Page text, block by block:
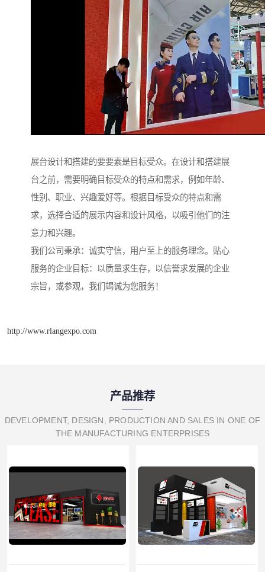
展台设计和搭建的要要素是目标受众。在设计和搭建展
台之前，需要明确目标受众的特点和需求，例如年龄、
性别、职业、兴趣爱好等。根据目标受众的特点和需
求，选择合适的展示内容和设计风格，以吸引他们的注
意力和兴趣。
我们公司秉承：诚实守信，用户至上的服务理念。贴心
服务的企业目标：以质量求生存，以信誉求发展的企业
宗旨，或参观，我们竭诚为您服务！
http://www.rlangexpo.com
产品推荐
DEVELOPMENT, DESIGN, PRODUCTION AND SALES IN ONE OF
THE MANUFACTURING ENTERPRISES